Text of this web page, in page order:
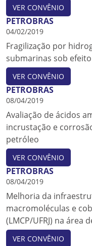
VER CONVÊNIO
PETROBRAS
04/02/2019
Fragilização por
submarinas sob
VER CONVÊNIO
PETROBRAS
08/04/2019
Avaliação de ácidos
incrustação e
petróleo
VER CONVÊNIO
PETROBRAS
08/04/2019
Melhoria da
macromoléculas e
(LMCP/UFRJ) na área
VER CONVÊNIO